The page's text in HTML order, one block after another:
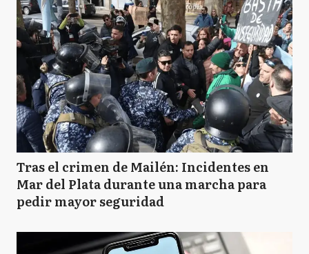
Tras el crimen de Mailén: Incidentes en
Mar del Plata durante una marcha para
pedir mayor seguridad